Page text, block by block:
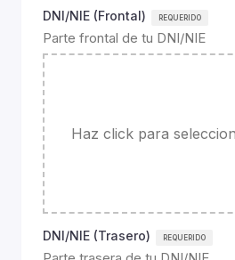
DNI/NIE (Frontal)
Parte frontal de tu DNI/NIE
Haz click para
DNI/NIE (Trasero)